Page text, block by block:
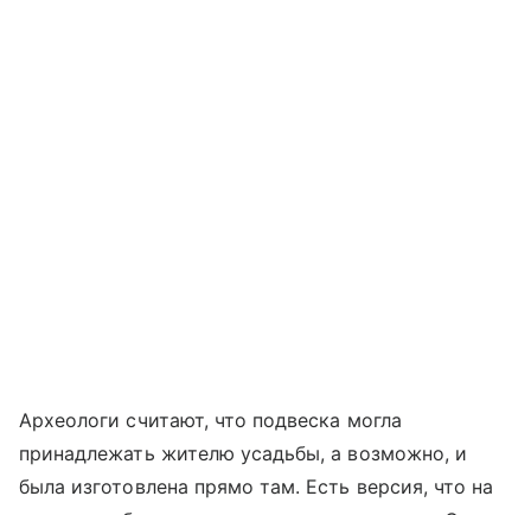
Археологи считают, что подвеска могла
принадлежать жителю усадьбы, а возможно, и
была изготовлена прямо там. Есть версия, что на